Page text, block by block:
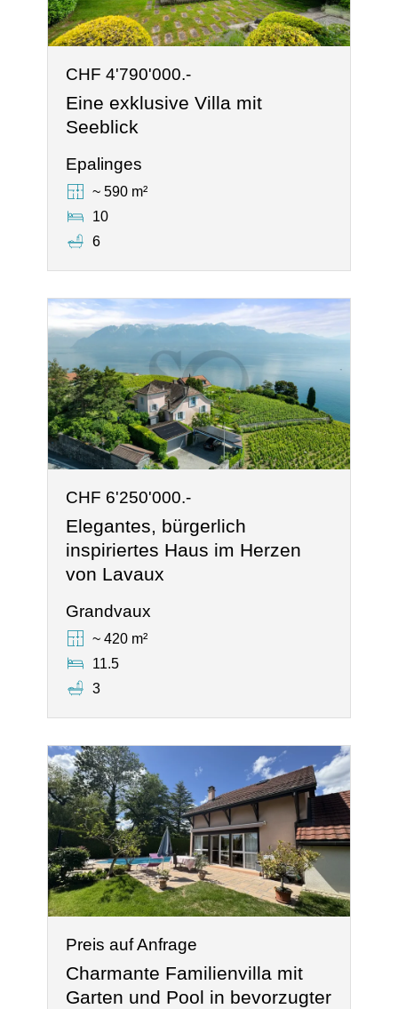
CHF 4'790'000.-
Eine exklusive Villa mit
Seeblick
Epalinges
~ 590 m²
10
6
CHF 6'250'000.-
Elegantes, bürgerlich
inspiriertes Haus im Herzen
von Lavaux
Grandvaux
~ 420 m²
11.5
3
Preis auf Anfrage
Charmante Familienvilla mit
Garten und Pool in bevorzugter